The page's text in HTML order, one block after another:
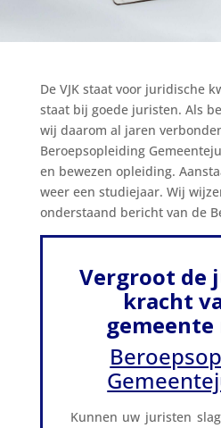
De VJK staat voor juridische
staat bij goede juristen. Als
wij daarom al jaren
Beroepsopleiding
en bewezen opleiding.
weer een studiejaar. Wij
onderstaand bericht van de
Vergroot de
kracht
gemeente
Kunnen uw juristen